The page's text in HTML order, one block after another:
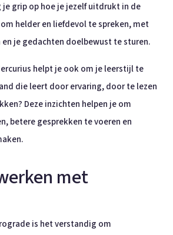
grip op hoe je jezelf uitdrukt in de
helder en liefdevol te spreken, met
je gedachten doelbewust te sturen.
helpt je ook om je leerstijl te
die leert door ervaring, door te lezen
Deze inzichten helpen je om
betere gesprekken te voeren en
met
is het verstandig om